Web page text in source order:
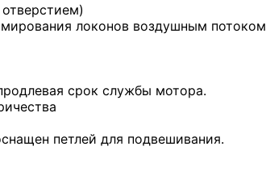
локонов воздушным потоком
срок службы мотора.
петлей для подвешивания.